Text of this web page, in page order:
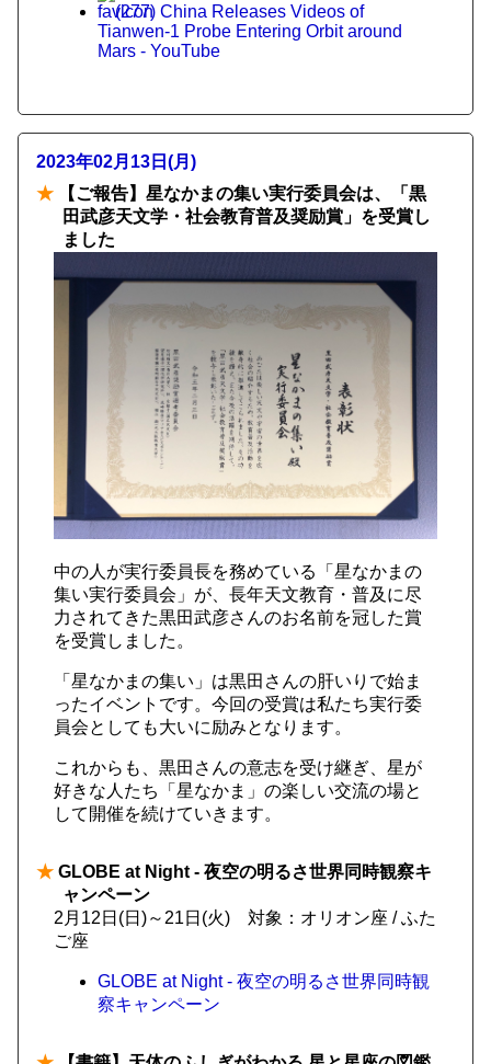
(277) China Releases Videos of
Tianwen-1 Probe Entering Orbit around
Mars - YouTube
2023年02月13日(月)
★ 【ご報告】星なかまの集い実行委員会は、「黒
田武彦天文学・社会教育普及奨励賞」を受賞し
ました
中の人が実行委員長を務めている「星なかまの
集い実行委員会」が、長年天文教育・普及に尽
力されてきた黒田武彦さんのお名前を冠した賞
を受賞しました。
「星なかまの集い」は黒田さんの肝いりで始ま
ったイベントです。今回の受賞は私たち実行委
員会としても大いに励みとなります。
これからも、黒田さんの意志を受け継ぎ、星が
好きな人たち「星なかま」の楽しい交流の場と
して開催を続けていきます。
★ GLOBE at Night - 夜空の明るさ世界同時観察キ
ャンペーン
2月12日(日)～21日(火) 対象：オリオン座 / ふた
ご座
GLOBE at Night - 夜空の明るさ世界同時観
察キャンペーン